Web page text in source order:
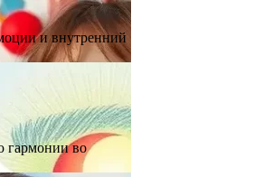
и внутренний
гармонии во